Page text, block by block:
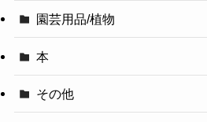
園芸用品/植物
本
その他